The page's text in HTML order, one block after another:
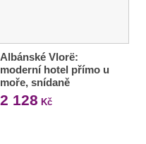
Albánské Vlorë:
moderní hotel přímo u
moře, snídaně
2 128 Kč